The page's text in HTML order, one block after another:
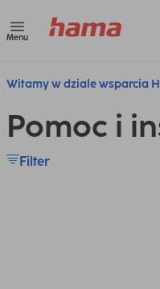
Menu
Witamy w dziale wsparcia
Pomoc i
Filter